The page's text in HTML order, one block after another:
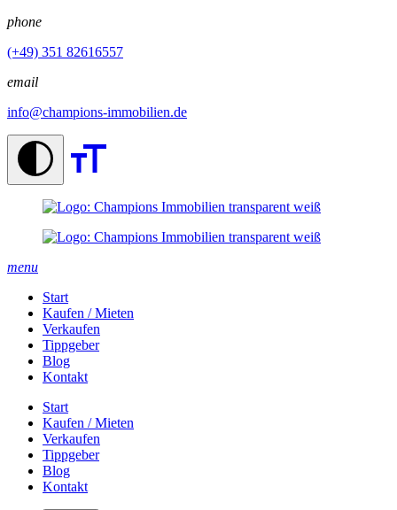
phone
(+49) 351 82616557
email
info@champions-immobilien.de
menu
Start
Kaufen / Mieten
Verkaufen
Tippgeber
Blog
Kontakt
Start
Kaufen / Mieten
Verkaufen
Tippgeber
Blog
Kontakt